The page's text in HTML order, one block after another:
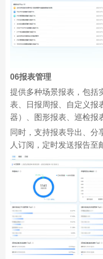
06报表管理
提供多种场景报表，包括
表、日报周报、自定义报
器）、图形报表、巡检报
同时，支持报表导出、分
人订阅，定时发送报告至